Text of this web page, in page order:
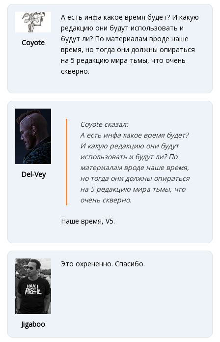
Coyote
А есть инфа какое время будет? И какую
редакцию они будут использовать и
будут ли? По материалам вроде наше
время, но тогда они должны опираться
на 5 редакцию мира тьмы, что очень
скверно.
Del-Vey
Coyote сказал:
А есть инфа какое время будет?
И какую редакцию они будут
использовать и будут ли? По
материалам вроде наше время,
но тогда они должны опираться
на 5 редакцию мира тьмы, что
очень скверно.
Наше время, V5.
Jigaboo
Это охрененно. Спасибо.